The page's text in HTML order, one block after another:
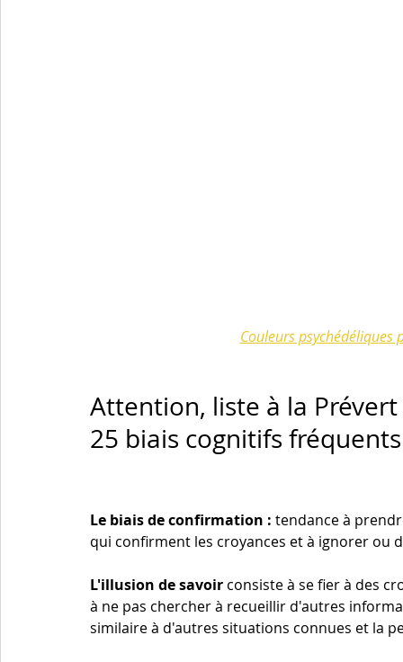
Couleurs
Attention, liste à la
25 biais cognitifs
Le biais de confirmation : tendance à
qui confirment les croyances et à ignorer ou
L'illusion de savoir consiste à se fier à des
à ne pas chercher à recueillir d'autres
similaire à d'autres situations connues et la